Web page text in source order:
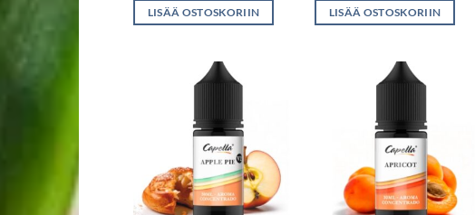
LISÄÄ OSTOSKORIIN LISÄÄ OSTOSKORIIN